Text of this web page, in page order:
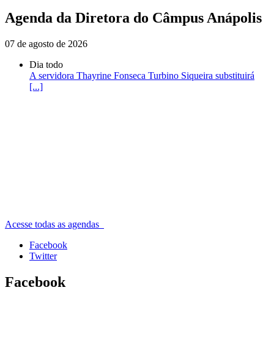
Agenda da Diretora do Câmpus Anápolis
07 de agosto de 2026
Dia todo
A servidora Thayrine Fonseca Turbino Siqueira substituirá
[...]
Acesse todas as agendas
Facebook
Twitter
Facebook